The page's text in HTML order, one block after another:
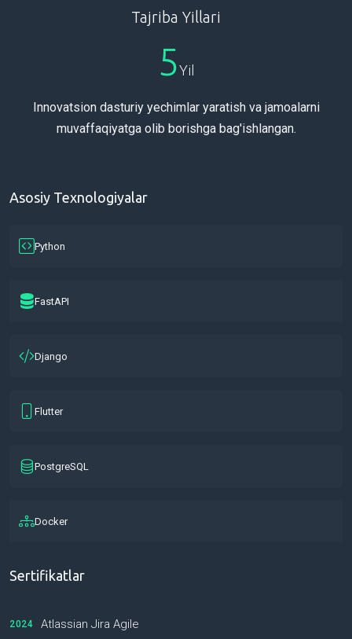
Tajriba Yillari
5Yil
Innovatsion dasturiy yechimlar yaratish va jamoalarni
muvaffaqiyatga olib borishga bag'ishlangan.
Asosiy Texnologiyalar
Python
FastAPI
Django
Flutter
PostgreSQL
Docker
Sertifikatlar
2024 Atlassian Jira Agile